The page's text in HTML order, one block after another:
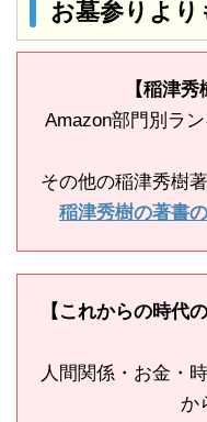
お墓参りより
【稲津
Amazon部門別ラ
その他の稲津秀樹
稲津秀樹の著書
【これからの時代
人間関係・お金・
か